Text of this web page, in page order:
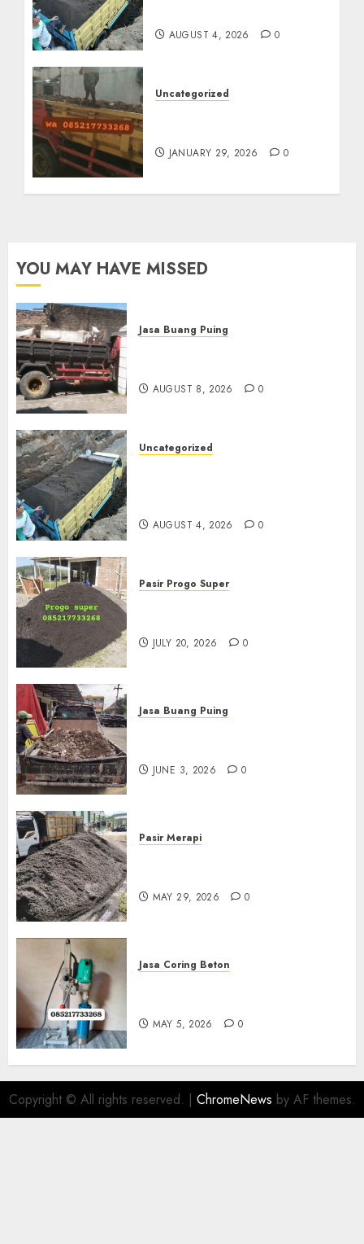
AUGUST 4, 2026 0
Uncategorized
JANUARY 29, 2026 0
YOU MAY HAVE MISSED
Jasa Buang Puing
AUGUST 8, 2026 0
Uncategorized
AUGUST 4, 2026 0
Pasir Progo Super
JULY 20, 2026 0
Jasa Buang Puing
JUNE 3, 2026 0
Pasir Merapi
MAY 29, 2026 0
Jasa Coring Beton
MAY 5, 2026 0
Copyright © All rights reserved. | ChromeNews by AF themes.